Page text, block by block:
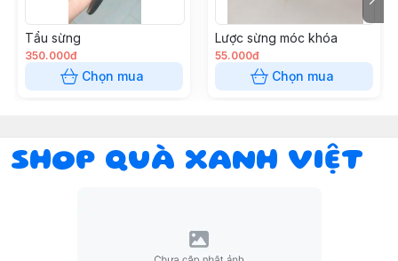
Tẩu sừng
350.000đ
Chọn mua
Lược sừng móc khóa
55.000đ
Chọn mua
SHOP QUÀ XANH VIỆT